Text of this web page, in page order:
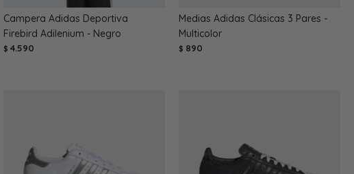
Campera Adidas Deportiva
Firebird Adilenium - Negro
$ 4.590
Medias Adidas Clásicas 3 Pares -
Multicolor
$ 890